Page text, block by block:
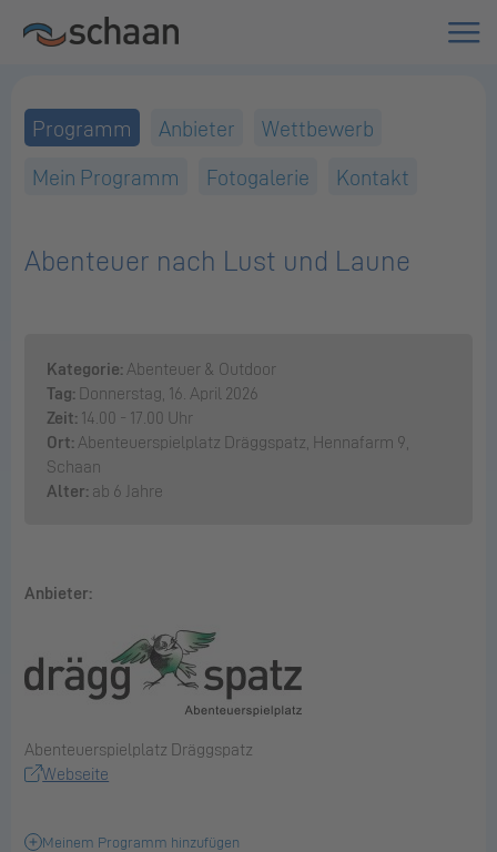
Programm Anbieter
Wettbewerb
Mein Programm
Fotogalerie Kontakt
Abenteuer nach Lust und Laune
Kategorie:Abenteuer & Outdoor
Tag: Donnerstag, 16. April 2026
Zeit: 14.00 - 17.00 Uhr
Ort:Abenteuerspielplatz Dräggspatz, Hennafarm 9,
Schaan
Alter: ab 6 Jahre
Anbieter:
Abenteuerspielplatz Dräggspatz
Webseite
Meinem Programm hinzufügen